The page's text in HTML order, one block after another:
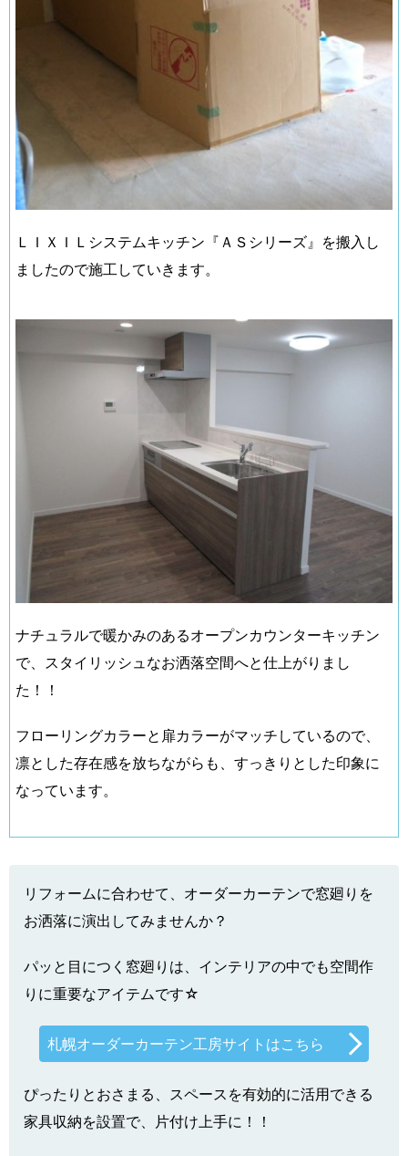
ＬＩＸＩＬシステムキッチン『ＡＳシリーズ』を搬入し
ましたので施工していきます。
ナチュラルで暖かみのあるオープンカウンターキッチン
で、スタイリッシュなお洒落空間へと仕上がりまし
た！！
フローリングカラーと扉カラーがマッチしているので、
凛とした存在感を放ちながらも、すっきりとした印象に
なっています。
リフォームに合わせて、オーダーカーテンで窓廻りを
お洒落に演出してみませんか？
パッと目につく窓廻りは、インテリアの中でも空間作
りに重要なアイテムです☆
札幌オーダーカーテン工房サイトはこちら
ぴったりとおさまる、スペースを有効的に活用できる
家具収納を設置で、片付け上手に！！